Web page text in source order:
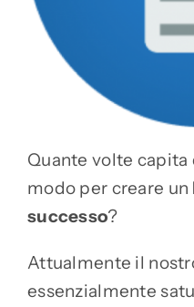
Quante volte
modo per creare un
successo?
Attualmente il
essenzialmente